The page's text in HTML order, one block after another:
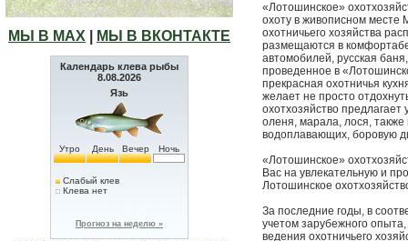
МЫ В МАХ МЫ В ВКОНТАКТЕ
Календарь клева рыбы
8.08.2026
Язь
Утро День Вечер Ночь
Слабый клев
Клева нет
Прогноз на неделю »
«Лотошинское»
охоту в живописном месте
охотничьего хозяйства
размещаются в
автомобилей, русская
проведенное в
прекрасная охотничья
желает не просто
охотхозяйство предлагает
оленя, марала, лося, также
водоплавающих, боровую
«Лотошинское»
Вас на увлекательную и
Лотошинское
За последние годы, в
учетом зарубежного
ведения охотничьего